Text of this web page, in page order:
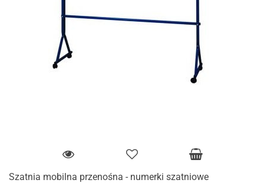
Szatnia mobilna przenośna - numerki szatniowe